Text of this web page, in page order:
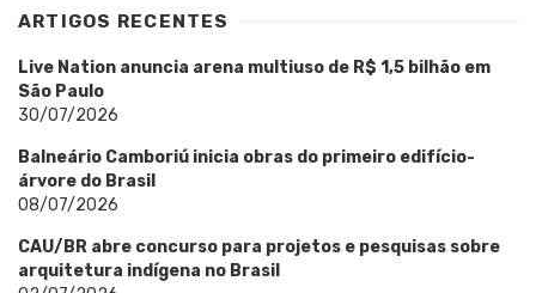
ARTIGOS RECENTES
Live Nation anuncia arena multiuso de R$ 1,5 bilhão em
São Paulo
30/07/2026
Balneário Camboriú inicia obras do primeiro edifício-
árvore do Brasil
08/07/2026
CAU/BR abre concurso para projetos e pesquisas sobre
arquitetura indígena no Brasil